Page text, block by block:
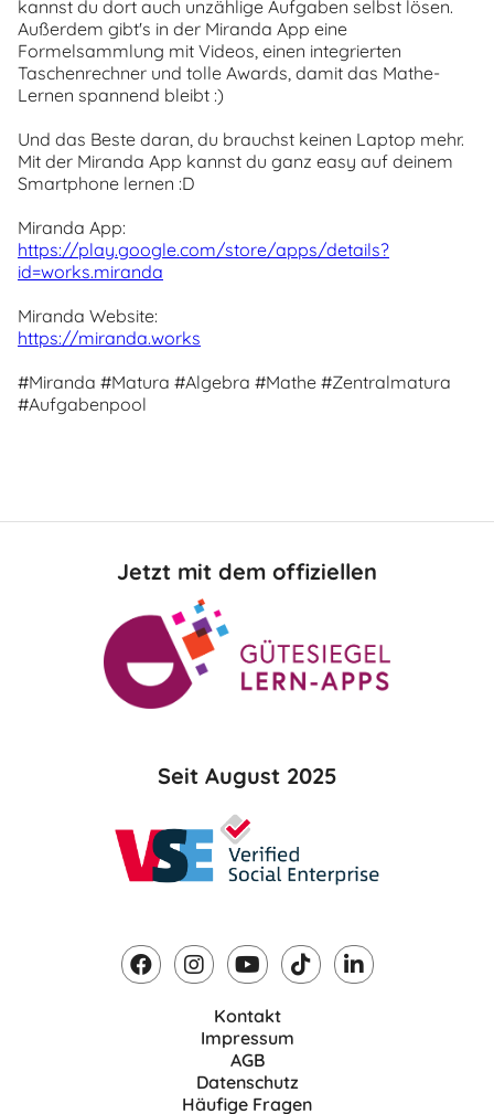
kannst du dort auch unzählige Aufgaben selbst lösen.
Außerdem gibt's in der Miranda App eine
Formelsammlung mit Videos, einen integrierten
Taschenrechner und tolle Awards, damit das Mathe-
Lernen spannend bleibt :)
Und das Beste daran, du brauchst keinen Laptop mehr.
Mit der Miranda App kannst du ganz easy auf deinem
Smartphone lernen :D
Miranda App:
https://play.google.com/store/apps/details?
id=works.miranda
Miranda Website:
https://miranda.works
#Miranda #Matura #Algebra #Mathe #Zentralmatura
#Aufgabenpool
Jetzt mit dem offiziellen
Seit August 2025
Kontakt
Impressum
AGB
Datenschutz
Häufige Fragen